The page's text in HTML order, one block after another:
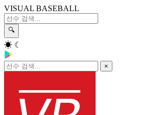
VISUAL BASEBALL
🔍
☀ ☾
×